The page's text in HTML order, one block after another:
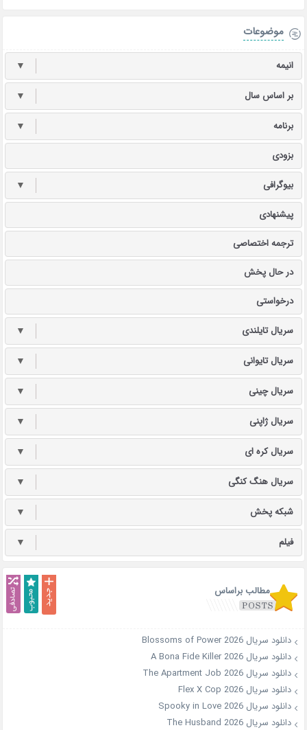
موضوعات
انیمه ▼
بر اساس سال ▼
برنامه ▼
بزودی
بیوگرافی ▼
پیشنهادی
ترجمه اختصاصی
در حال پخش
درخواستی
سریال تایلندی ▼
سریال تایوانی ▼
سریال چینی ▼
سریال ژاپنی ▼
سریال کره ای ▼
سریال هنگ کنگی ▼
شبکه پخش ▼
فیلم ▼
مطالب براساس
دانلود سریال Blossoms of Power 2026
دانلود سریال A Bona Fide Killer 2026
دانلود سریال The Apartment Job 2026
دانلود سریال Flex X Cop 2026
دانلود سریال Spooky in Love 2026
دانلود سریال The Husband 2026